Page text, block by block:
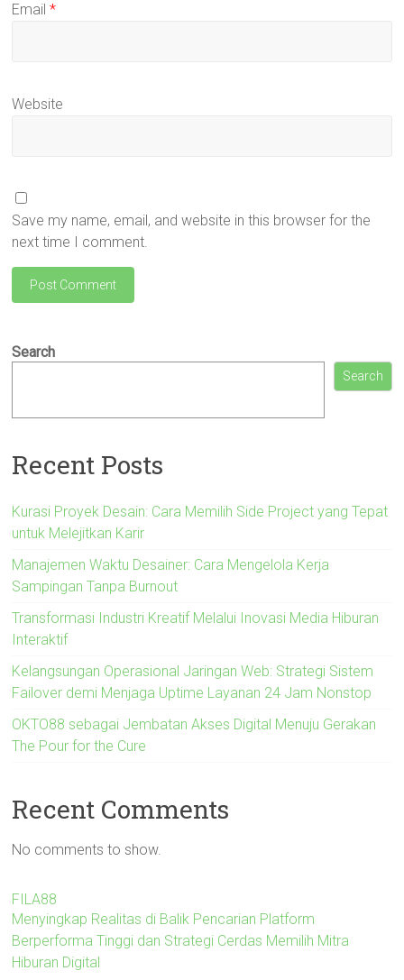
Email*
Website
Save my name, email, and website in this browser for the
next time I comment.
Search
Search
Recent Posts
Kurasi Proyek Desain: Cara Memilih Side Project yang Tepat
untuk Melejitkan Karir
Manajemen Waktu Desainer: Cara Mengelola Kerja
Sampingan Tanpa Burnout
Transformasi Industri Kreatif Melalui Inovasi Media Hiburan
Interaktif
Kelangsungan Operasional Jaringan Web: Strategi Sistem
Failover demi Menjaga Uptime Layanan 24 Jam Nonstop
OKTO88 sebagai Jembatan Akses Digital Menuju Gerakan
The Pour for the Cure
Recent Comments
No comments to show.
FILA88
Menyingkap Realitas di Balik Pencarian Platform
Berperforma Tinggi dan Strategi Cerdas Memilih Mitra
Hiburan Digital